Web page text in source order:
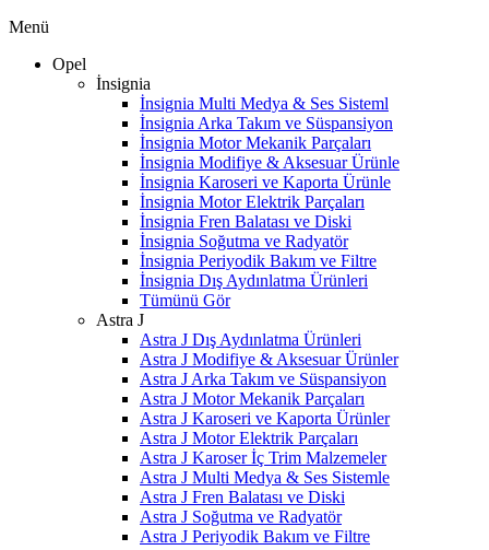
Menü
Opel
İnsignia
İnsignia Multi Medya & Ses Sisteml
İnsignia Arka Takım ve Süspansiyon
İnsignia Motor Mekanik Parçaları
İnsignia Modifiye & Aksesuar Ürünle
İnsignia Karoseri ve Kaporta Ürünle
İnsignia Motor Elektrik Parçaları
İnsignia Fren Balatası ve Diski
İnsignia Soğutma ve Radyatör
İnsignia Periyodik Bakım ve Filtre
İnsignia Dış Aydınlatma Ürünleri
Tümünü Gör
Astra J
Astra J Dış Aydınlatma Ürünleri
Astra J Modifiye & Aksesuar Ürünler
Astra J Arka Takım ve Süspansiyon
Astra J Motor Mekanik Parçaları
Astra J Karoseri ve Kaporta Ürünler
Astra J Motor Elektrik Parçaları
Astra J Karoser İç Trim Malzemeler
Astra J Multi Medya & Ses Sistemle
Astra J Fren Balatası ve Diski
Astra J Soğutma ve Radyatör
Astra J Periyodik Bakım ve Filtre